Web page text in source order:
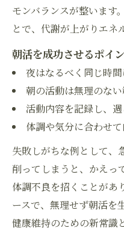
モンバランスが整います
とで、代謝が上がりエネ
朝活を成功させるポイ
夜はなるべく同じ時
朝の活動は無理のな
活動内容を記録し、
体調や気分に合わせ
失敗しがちな例として、
削ってしまうと、かえっ
体調不良を招くことがあ
ースで、無理せず朝活を
健康維持のための新常識